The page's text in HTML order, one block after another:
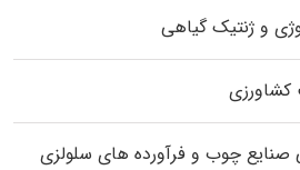
و ژنتیک گیاهی
کشاورزی
صنایع چوب و فرآورده‌ های سلولزی